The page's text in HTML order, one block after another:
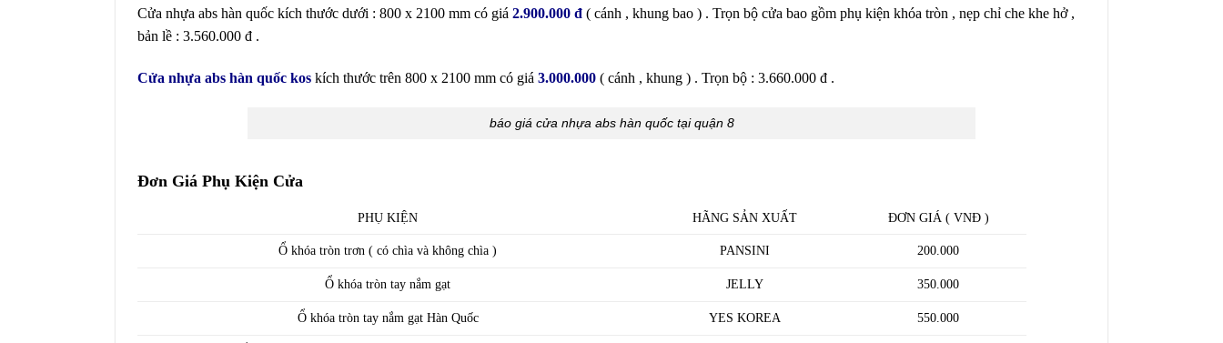
Cửa nhựa abs hàn quốc kích thước dưới : 800 x 2100 mm có giá 2.900.000 đ ( cánh , khung bao ) . Trọn bộ cửa bao gồm phụ kiện khóa tròn , nẹp chỉ che khe hở ,
bản lề : 3.560.000 đ .
Cửa nhựa abs hàn quốc kos kích thước trên 800 x 2100 mm có giá 3.000.000 ( cánh , khung ) . Trọn bộ : 3.660.000 đ .
báo giá cửa nhựa abs hàn quốc tại quận 8
Đơn Giá Phụ Kiện Cửa
PHỤ KIỆN HÃNG SẢN XUẤT ĐƠN GIÁ ( VNĐ )
Ổ khóa tròn trơn ( có chìa và không chìa ) PANSINI 200.000
Ổ khóa tròn tay nắm gạt JELLY 350.000
Ổ khóa tròn tay nắm gạt Hàn Quốc YES KOREA 550.000